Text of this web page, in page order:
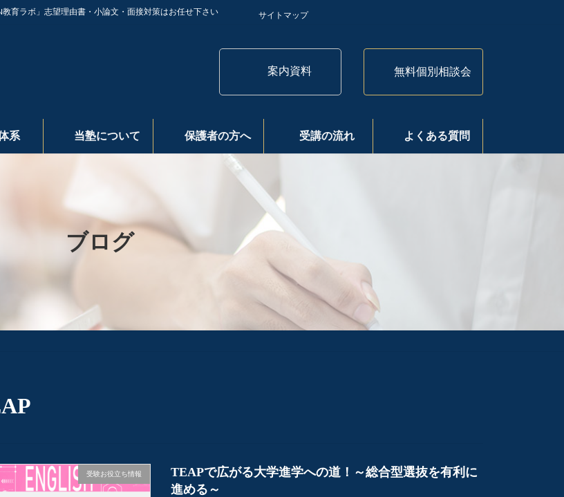
育ラボ」志望理由書・小論文・面接対策はお任せ下さい サイトマップ
案内資料 無料個別相談会
系 当塾について 保護者の方へ 受講の流れ よくある質問
ブログ
受験お役立ち情報
TEAPで広がる大学進学への道！～総合型選抜を有利に
進める～